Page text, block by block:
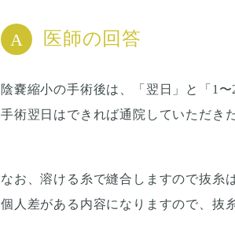
医師の回答
陰嚢縮小の手術後は、「翌日」と「1
手術翌日はできれば通院していただき
なお、溶ける糸で縫合しますので抜糸
個人差がある内容になりますので、抜